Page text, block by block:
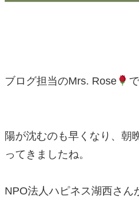
プ
ブログ担当のMrs. Rose
陽が沈むのも早くなり、朝
ってきましたね。
NPO法人ハピネス湖西さん